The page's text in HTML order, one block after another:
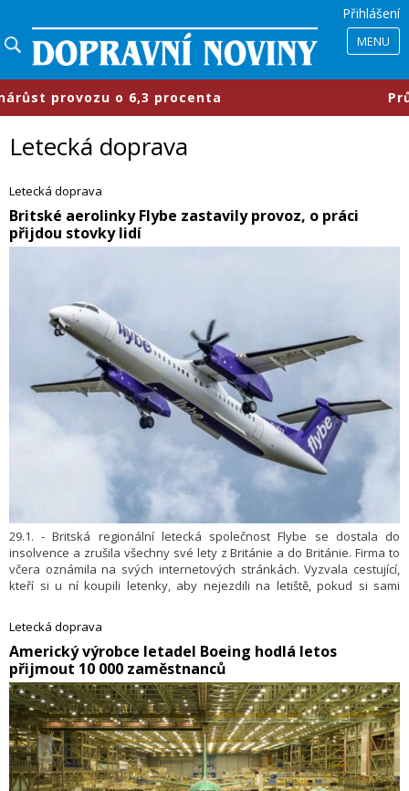
Přihlášení
MENU
6,3 procenta ​Průmyslové
Letecká doprava
Letecká doprava
Britské aerolinky Flybe zastavily provoz, o práci
přijdou stovky lidí
29.1. - Britská regionální letecká společnost Flybe se dostala do
insolvence a zrušila všechny své lety z Británie a do Británie. Firma to
včera oznámila na svých internetových stránkách. Vyzvala cestující,
kteří si u ní koupili letenky, aby nejezdili na letiště, pokud si sami
Letecká doprava
Americký výrobce letadel Boeing hodlá letos
přijmout 10 000 zaměstnanců